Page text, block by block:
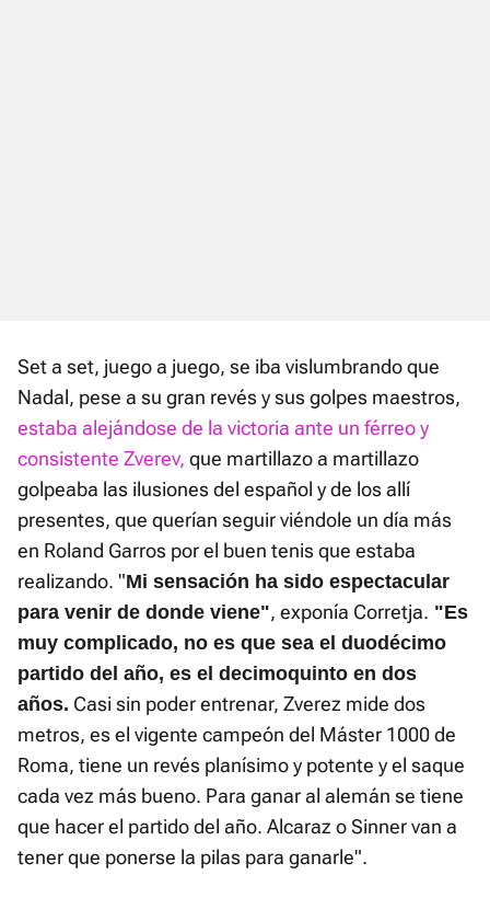
Set a set, juego a juego, se iba vislumbrando que
Nadal, pese a su gran revés y sus golpes maestros,
estaba alejándose de la victoria ante un férreo y
consistente Zverev, que martillazo a martillazo
golpeaba las ilusiones del español y de los allí
presentes, que querían seguir viéndole un día más
en Roland Garros por el buen tenis que estaba
realizando. "Mi sensación ha sido espectacular
para venir de donde viene", exponía Corretja. "Es
muy complicado, no es que sea el duodécimo
partido del año, es el decimoquinto en dos
años. Casi sin poder entrenar, Zverez mide dos
metros, es el vigente campeón del Máster 1000 de
Roma, tiene un revés planísimo y potente y el saque
cada vez más bueno. Para ganar al alemán se tiene
que hacer el partido del año. Alcaraz o Sinner van a
tener que ponerse la pilas para ganarle".